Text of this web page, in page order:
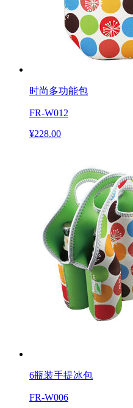
时尚多功能包
FR-W012
¥228.00
6瓶装手提冰包
FR-W006